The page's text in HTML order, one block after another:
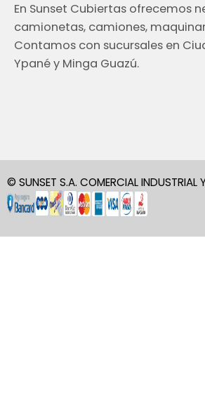
En Sunset Cubiertas ofrecemos
camionetas, camiones,
Contamos con sucursales en
Ypané y Minga Guazú.
© SUNSET S.A. COMERCIAL INDUSTRIAL